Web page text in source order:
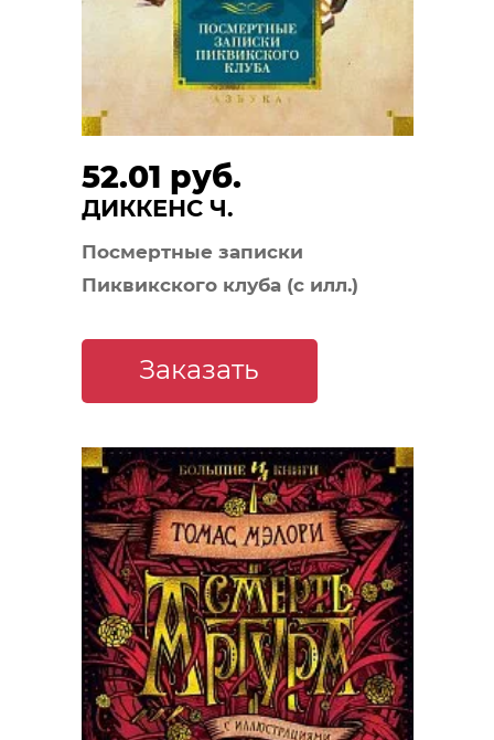
52.01 руб.
ДИККЕНС Ч.
Посмертные записки
Пиквикского клуба (с илл.)
Заказать